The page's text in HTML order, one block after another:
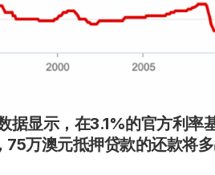
据显示，在3.1%的官方利率
75万澳元抵押贷款的还款将